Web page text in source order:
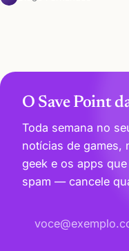
O Save Point
Toda semana no
notícias de games,
geek e os apps
spam — cancele